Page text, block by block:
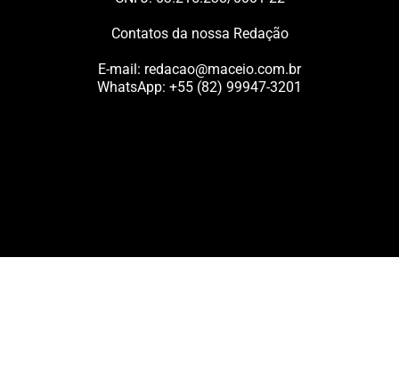
Contatos da nossa Redação
E-mail: redacao@maceio.com.br
WhatsApp: +55 (82) 99947-3201